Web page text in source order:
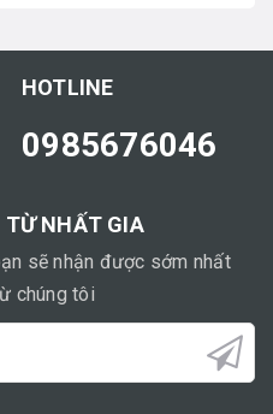
HOTLINE
0985676046
NHẤT GIA
sẽ nhận được sớm nhất
chúng tôi